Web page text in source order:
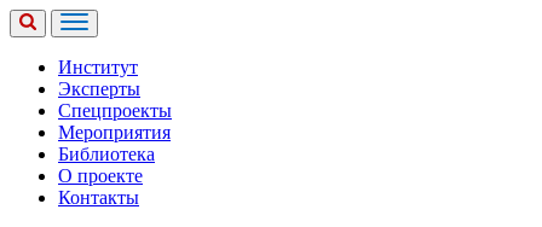
Институт
Эксперты
Спецпроекты
Мероприятия
Библиотека
О проекте
Контакты